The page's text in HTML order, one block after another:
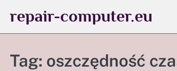
repair-computer.eu
Tag: oszczędność